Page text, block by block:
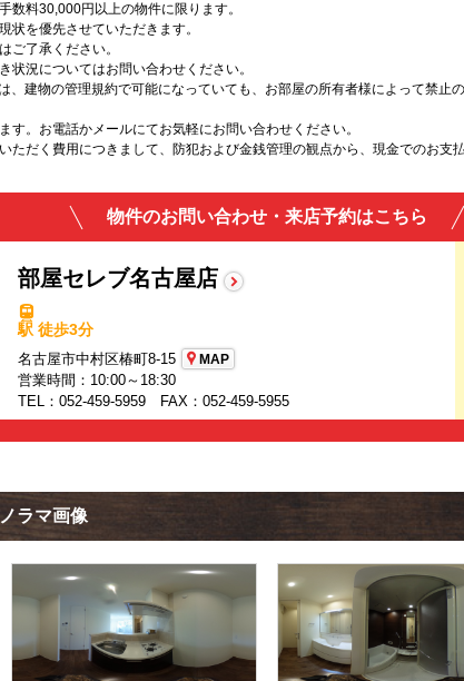
料30,000円以上の物件に限ります。
を優先させていただきます。
ご了承ください。
況についてはお問い合わせください。
建物の管理規約で可能になっていても、お部屋の所有者様によって禁止
。お電話かメールにてお気軽にお問い合わせください。
だく費用につきまして、防犯および金銭管理の観点から、現金でのお支
物件のお問い合わせ・来店予約はこちら
部屋セレブ名古屋店
駅 徒歩3分
名古屋市中村区椿町8-15 MAP
営業時間：10:00～18:30
TEL：052-459-5959 FAX：052-459-5955
ラマ画像